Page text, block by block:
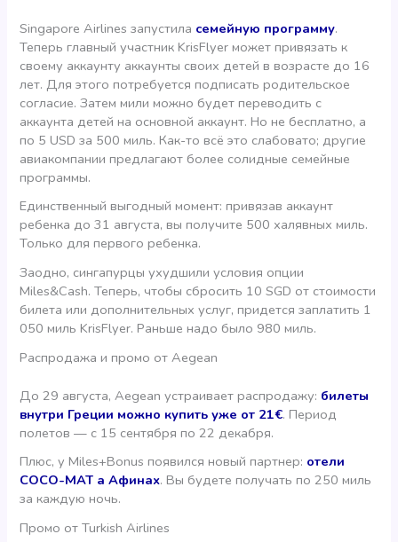
Singapore Airlines запустила семейную программу.
Теперь главный участник KrisFlyer может привязать к
своему аккаунту аккаунты своих детей в возрасте до 16
лет. Для этого потребуется подписать родительское
согласие. Затем мили можно будет переводить с
аккаунта детей на основной аккаунт. Но не бесплатно, а
по 5 USD за 500 миль. Как-то всё это слабовато; другие
авиакомпании предлагают более солидные семейные
программы.
Единственный выгодный момент: привязав аккаунт
ребенка до 31 августа, вы получите 500 халявных миль.
Только для первого ребенка.
Заодно, сингапурцы ухудшили условия опции
Miles&Cash. Теперь, чтобы сбросить 10 SGD от стоимости
билета или дополнительных услуг, придется заплатить 1
050 миль KrisFlyer. Раньше надо было 980 миль.
Распродажа и промо от Aegean
До 29 августа, Aegean устраивает распродажу: билеты
внутри Греции можно купить уже от 21€. Период
полетов — с 15 сентября по 22 декабря.
Плюс, у Miles+Bonus появился новый партнер: отели
COCO-MAT а Афинах. Вы будете получать по 250 миль
за каждую ночь.
Промо от Turkish Airlines